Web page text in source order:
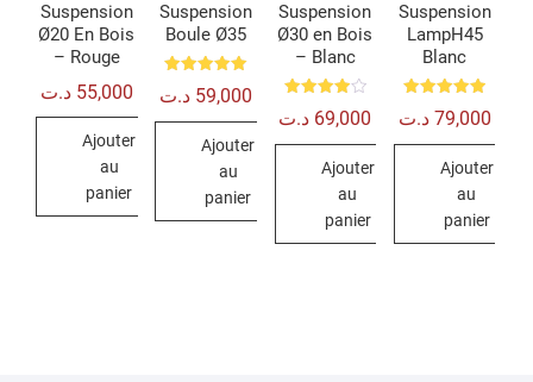
Suspension
Ø20 En Bois
– Rouge
55,000 د.ت
Ajouter
au
panier
Suspension
Boule Ø35
Note
5.00
59,000 د.ت
Ajouter
au
panier
Suspension
Ø30 en Bois
– Blanc
Note
4.0069,000 د.ت
Ajouter
au
panier
Suspension
LampH45
Blanc
Note
5.00
79,000 د.ت
Ajouter
au
panier